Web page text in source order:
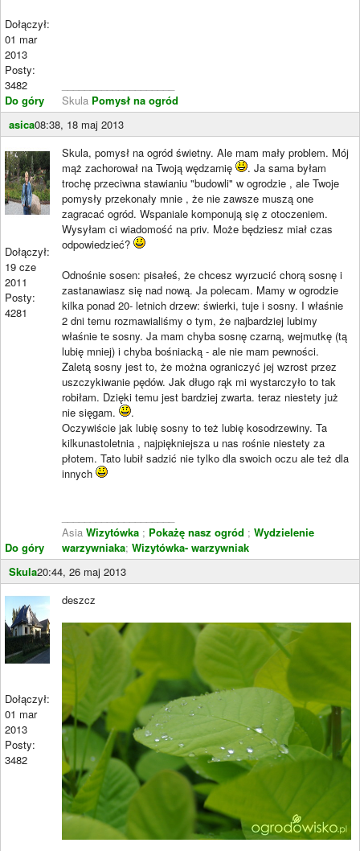
Dołączył:
01 mar
2013
Posty:
3482
Do góry
Skula Pomysł na ogród
asica08:38, 18 maj 2013
Dołączył:
19 cze
2011
Posty:
4281
Do góry
Skula, pomysł na ogród świetny. Ale mam mały problem. Mój
mąż zachorował na Twoją wędzarnię
. Ja sama byłam
trochę przeciwna stawianiu "budowli" w ogrodzie , ale Twoje
pomysły przekonały mnie , że nie zawsze muszą one
zagracać ogród. Wspaniale komponują się z otoczeniem.
Wysyłam ci wiadomość na priv. Może będziesz miał czas
odpowiedzieć?
Odnośnie sosen: pisałeś, że chcesz wyrzucić chorą sosnę i
zastanawiasz się nad nową. Ja polecam. Mamy w ogrodzie
kilka ponad 20- letnich drzew: świerki, tuje i sosny. I właśnie
2 dni temu rozmawialiśmy o tym, że najbardziej lubimy
właśnie te sosny. Ja mam chyba sosnę czarną, wejmutkę (tą
lubię mniej) i chyba bośniacką - ale nie mam pewności.
Zaletą sosny jest to, że można ograniczyć jej wzrost przez
uszczykiwanie pędów. Jak długo rąk mi wystarczyło to tak
robiłam. Dzięki temu jest bardziej zwarta. teraz niestety już
nie sięgam.
.
Oczywiście jak lubię sosny to też lubię kosodrzewiny. Ta
kilkunastoletnia , najpiękniejsza u nas rośnie niestety za
płotem. Tato lubił sadzić nie tylko dla swoich oczu ale też dla
innych
Asia Wizytówka ; Pokażę nasz ogród ; Wydzielenie
warzywniaka; Wizytówka- warzywniak
Skula20:44, 26 maj 2013
Dołączył:
01 mar
2013
Posty:
3482
deszcz